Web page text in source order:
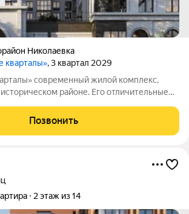
Николаевка
кварталы», 3 квартал 2029
комплекс,
районе. Его отличительные
оригинальные интерьеры и
Все элементы
Позвонить
2 этаж из 14